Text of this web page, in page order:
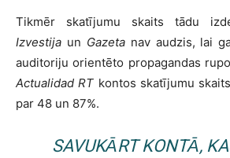
Tikmēr skatījumu skaits tādu
Izvestija un Gazeta nav audzis, lai
auditoriju orientēto propagandas
Actualidad RT kontos skatījumu
par 48 un 87%.
SAVUKĀRT KONTĀ,